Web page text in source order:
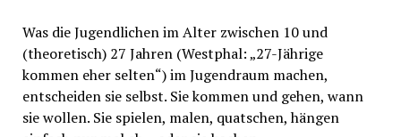
Was die Jugendlichen im Alter zwischen 10 und
(theoretisch) 27 Jahren (Westphal: „27-Jährige
kommen eher selten“) im Jugendraum machen,
entscheiden sie selbst. Sie kommen und gehen, wann
sie wollen. Sie spielen, malen, quatschen, hängen